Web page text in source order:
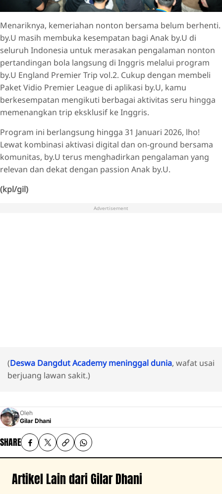
Menariknya, kemeriahan nonton bersama belum berhenti.
by.U masih membuka kesempatan bagi Anak by.U di
seluruh Indonesia untuk merasakan pengalaman nonton
pertandingan bola langsung di Inggris melalui program
by.U England Premier Trip vol.2. Cukup dengan membeli
Paket Vidio Premier League di aplikasi by.U, kamu
berkesempatan mengikuti berbagai aktivitas seru hingga
memenangkan trip eksklusif ke Inggris.
Program ini berlangsung hingga 31 Januari 2026, lho!
Lewat kombinasi aktivasi digital dan on-ground bersama
komunitas, by.U terus menghadirkan pengalaman yang
relevan dan dekat dengan passion Anak by.U.
(kpl/gil)
Advertisement
(Deswa Dangdut Academy meninggal dunia, wafat usai
berjuang lawan sakit.)
Oleh
Gilar Dhani
SHARE
Artikel Lain dari Gilar Dhani